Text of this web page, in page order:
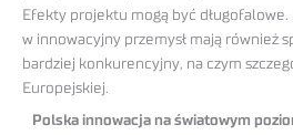
Efekty projektu mogą być długofalowe.
w innowacyjny przemysł mają również
bardziej konkurencyjny, na czym
Europejskiej.
Polska innowacja na światowym